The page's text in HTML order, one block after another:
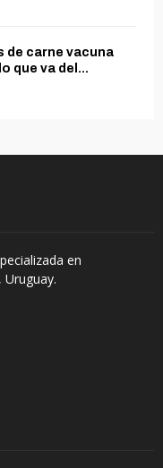
de carne vacuna
que va del...
en